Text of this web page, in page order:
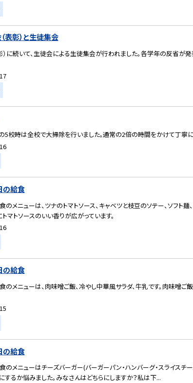
表彰）と生徒集会
）に続いて、生徒会による生徒集会が行われました。各学年の反省
5校時は全校で大掃除を行いました｡通常の2倍の時間をかけて丁寧に
の給食
のメニューは、ツナのトマトソース、キャベツと枝豆のソテー、ソフト
トマトソースのいい香りが広がっています。
の給食
のメニューは、肉味噌ご飯、冷やし中華風サラダ、牛乳です。肉味噌
の給食
のメニューはチーズバーガー(バーガーパン・ハンバーグ・スライスチ
するか悩みました。みなさんはどちらにしますか？私は下...